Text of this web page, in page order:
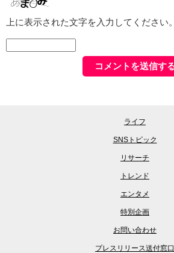
上に表示された文字を入力してください。
ライフ
SNSトピック
リサーチ
トレンド
エンタメ
特別企画
お問い合わせ
プレスリリース送付窓口